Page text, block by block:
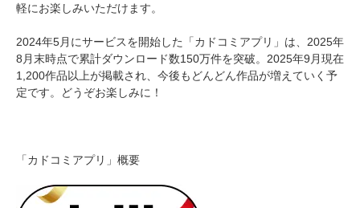
軽にお楽しみいただけます。
2024年5月にサービスを開始した「カドコミアプリ」は、2025年
8月末時点で累計ダウンロード数150万件を突破。2025年9月現在
1,200作品以上が掲載され、今後もどんどん作品が増えていく予
定です。どうぞお楽しみに！
「カドコミアプリ」概要